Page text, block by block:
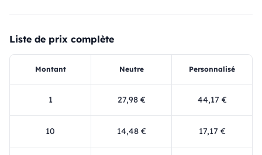
Liste de prix complète
Montant Neutre Personnalisé
1 27,98 € 44,17 €
10 14,48 € 17,17 €